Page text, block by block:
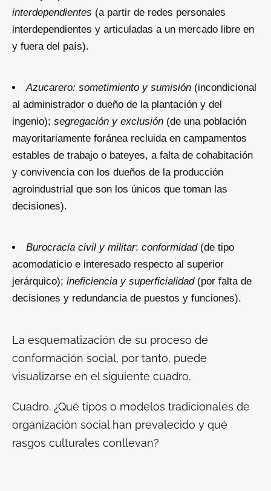
interdependientes (a partir de redes personales
interdependientes y articuladas a un mercado libre en
y fuera del país).
Azucarero: sometimiento y sumisión (incondicional
al administrador o dueño de la plantación y del
ingenio); segregación y exclusión (de una población
mayoritariamente foránea recluida en campamentos
estables de trabajo o bateyes, a falta de cohabitación
y convivencia con los dueños de la producción
agroindustrial que son los únicos que toman las
decisiones).
Burocracia civil y militar: conformidad(de tipo
acomodaticio e interesado respecto al superior
jerárquico); ineficiencia y superficialidad (por falta de
decisiones y redundancia de puestos y funciones).
La esquematización de su proceso de
conformación social, por tanto, puede
visualizarse en el siguiente cuadro.
Cuadro. ¿Qué tipos o modelos tradicionales de
organización social han prevalecido y qué
rasgos culturales conllevan?